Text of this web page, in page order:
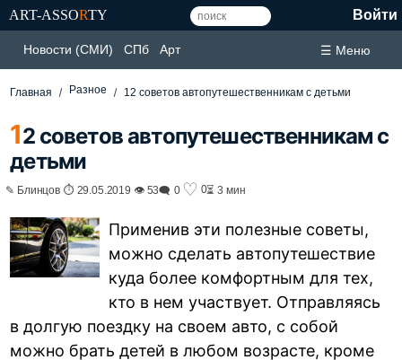
ART-ASSORTY Войти
Новости (СМИ) СПб Арт ☰ Меню
Главная Разное 12 советов автопутешественникам с детьми
12 советов автопутешественникам с
детьми
✎ Блинцов ⏱ 29.05.2019 👁 53🗨 0 ♡ 0⏳ 3 мин
Применив эти полезные советы,
можно сделать автопутешествие
куда более комфортным для тех,
кто в нем участвует. Отправляясь
в долгую поездку на своем авто, с собой
можно брать детей в любом возрасте, кроме